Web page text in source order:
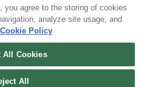
you agree to the storing of cookies
analyze site usage, and
Cookie Policy
All Cookies
All